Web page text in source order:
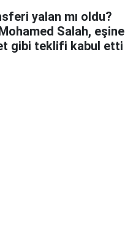
yalan mı oldu?
Mohamed Salah, eşine
gibi teklifi kabul etti